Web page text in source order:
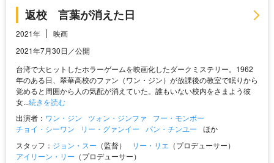
返校 言葉が消えた日
2021年
映画
2021年7月30日／公開
台湾で大ヒットしたホラーゲームを映画化したダークミステリー。1962
年のある日、翠華高校のファン（ワン・ジン）が放課後の教室で眠りから
覚めると周囲から人の気配が消えていた。誰もいない校内をさまよう彼
女...続きを読む
出演者： ワン・ジン ツォン・ジンファ
フー・モンボー
チョイ・シーワン
リー・グァンイー パン・チンユー
ほか
スタッフ： ジョン・スー （監督） リー・リエ （プロデューサー）
アイリーン・リー （プロデューサー）